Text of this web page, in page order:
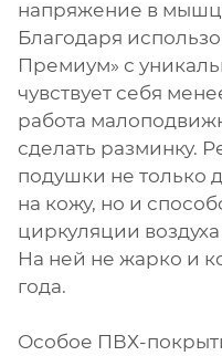
напряжение в
Благодаря
Премиум» с
чувствует себя
работа
сделать разминку.
подушки не только
на кожу, но и
циркуляции
На ней не жарко и
года.
Особое ПВХ-